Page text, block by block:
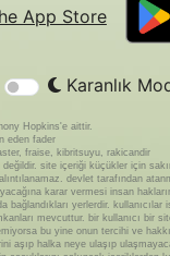
Karanlık
Hopkins'e aittir.
eden fader
fraise, kibritsuyu, rakicandir
site içeriği küçükler için
devlet tarafından
karar vermesi insan
bağlandıkları yerlerdir.
mevcuttur. bir kullanıcı bir
bu yine onun tercihi ve
aşıp halka neye ulaşıp